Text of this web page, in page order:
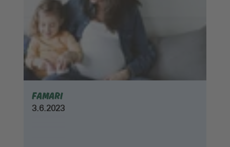
FAMARI
3.6.2023